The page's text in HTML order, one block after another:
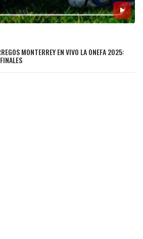
MONTERREY EN VIVO LA ONEFA 2025: